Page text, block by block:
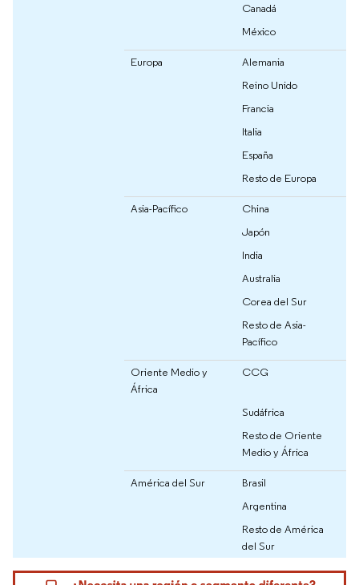
Canadá
México
Europa
Alemania
Reino Unido
Francia
Italia
España
Resto de Europa
Asia-Pacífico
China
Japón
India
Australia
Corea del Sur
Resto de Asia-
Pacífico
Oriente Medio y
África
CCG
Sudáfrica
Resto de Oriente
Medio y África
América del Sur
Brasil
Argentina
Resto de América
del Sur